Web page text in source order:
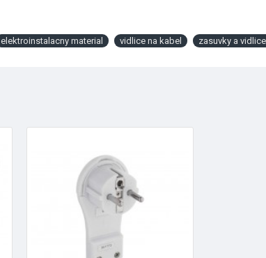
elektroinstalacny material vidlice na kabel zasuvky a